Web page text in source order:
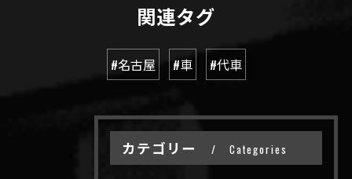
関連タグ
#名古屋 #車 #代車
カテゴリー Categories